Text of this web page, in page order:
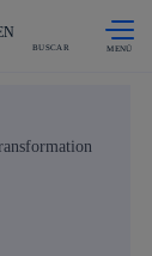
e
BUSCAR